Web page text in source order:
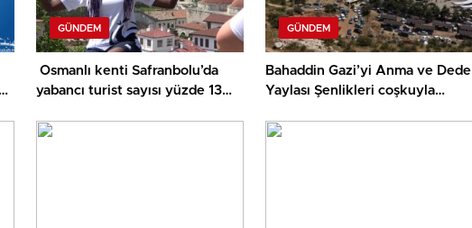
GÜNDEM
Osmanlı kenti Safranbolu’da
yabancı turist sayısı yüzde 13
GÜNDEM
Bahaddin Gazi’yi Anma ve Dede
Yaylası Şenlikleri coşkuyla